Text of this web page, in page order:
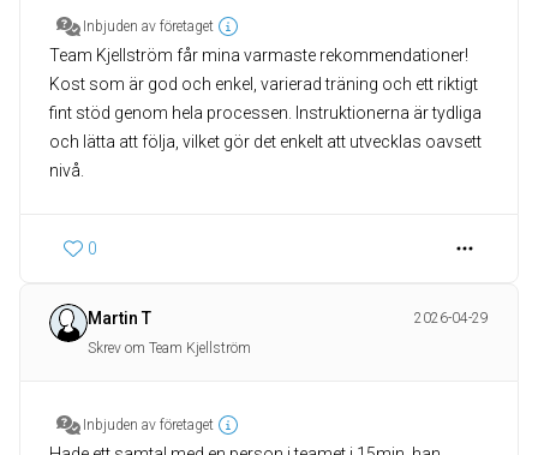
Inbjuden av företaget
Team Kjellström får mina varmaste rekommendationer!
Kost som är god och enkel, varierad träning och ett riktigt
fint stöd genom hela processen. Instruktionerna är tydliga
och lätta att följa, vilket gör det enkelt att utvecklas oavsett
nivå.
0
Martin T
2026-04-29
Skrev om Team Kjellström
Inbjuden av företaget